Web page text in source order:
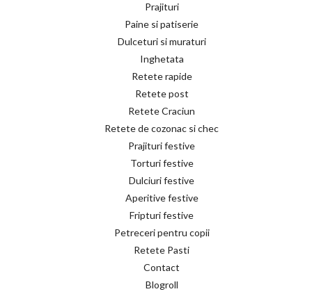
Prajituri
Paine si patiserie
Dulceturi si muraturi
Inghetata
Retete rapide
Retete post
Retete Craciun
Retete de cozonac si chec
Prajituri festive
Torturi festive
Dulciuri festive
Aperitive festive
Fripturi festive
Petreceri pentru copii
Retete Pasti
Contact
Blogroll